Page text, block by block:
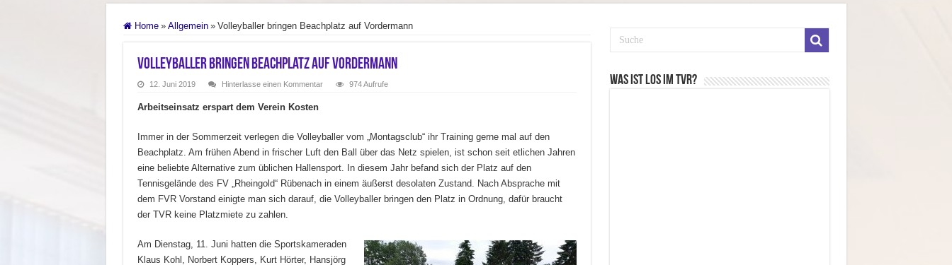
Home » Allgemein » Volleyballer bringen Beachplatz auf Vordermann
Volleyballer bringen Beachplatz auf Vordermann
12. Juni 2019 Hinterlasse einen Kommentar 974 Aufrufe
Arbeitseinsatz erspart dem Verein Kosten
Immer in der Sommerzeit verlegen die Volleyballer vom „Montagsclub“ ihr Training gerne mal auf den
Beachplatz. Am frühen Abend in frischer Luft den Ball über das Netz spielen, ist schon seit etlichen Jahren
eine beliebte Alternative zum üblichen Hallensport. In diesem Jahr befand sich der Platz auf den
Tennisgelände des FV „Rheingold“ Rübenach in einem äußerst desolaten Zustand. Nach Absprache mit
dem FVR Vorstand einigte man sich darauf, die Volleyballer bringen den Platz in Ordnung, dafür braucht
der TVR keine Platzmiete zu zahlen.
Am Dienstag, 11. Juni hatten die Sportskameraden
Klaus Kohl, Norbert Koppers, Kurt Hörter, Hansjörg
Was ist los im TVR?